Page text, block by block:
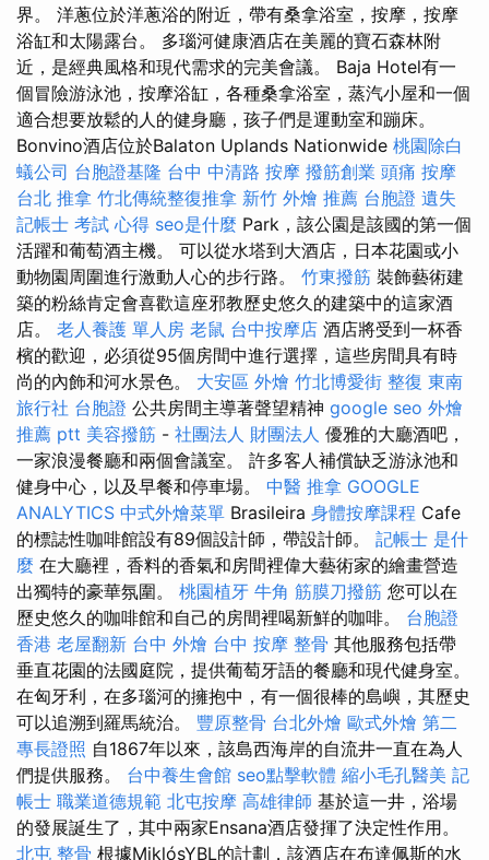
界。 洋蔥位於洋蔥浴的附近，帶有桑拿浴室，按摩，按摩
浴缸和太陽露台。 多瑙河健康酒店在美麗的寶石森林附
近，是經典風格和現代需求的完美會議。 Baja Hotel有一
個冒險游泳池，按摩浴缸，各種桑拿浴室，蒸汽小屋和一個
適合想要放鬆的人的健身廳，孩子們是運動室和蹦床。
Bonvino酒店位於Balaton Uplands Nationwide 桃園除白
蟻公司 台胞證基隆 台中 中清路 按摩 撥筋創業 頭痛 按摩
台北 推拿 竹北傳統整復推拿 新竹 外燴 推薦 台胞證 遺失
記帳士 考試 心得 seo是什麼 Park，該公園是該國的第一個
活躍和葡萄酒主機。 可以從水塔到大酒店，日本花園或小
動物園周圍進行激動人心的步行路。 竹東撥筋 裝飾藝術建
築的粉絲肯定會喜歡這座邪教歷史悠久的建築中的這家酒
店。 老人養護 單人房 老鼠 台中按摩店 酒店將受到一杯香
檳的歡迎，必須從95個房間中進行選擇，這些房間具有時
尚的內飾和河水景色。 大安區 外燴 竹北博愛街 整復 東南
旅行社 台胞證 公共房間主導著聲望精神 google seo 外燴
推薦 ptt 美容撥筋 - 社團法人 財團法人 優雅的大廳酒吧，
一家浪漫餐廳和兩個會議室。 許多客人補償缺乏游泳池和
健身中心，以及早餐和停車場。 中醫 推拿 GOOGLE
ANALYTICS 中式外燴菜單 Brasileira 身體按摩課程 Cafe
的標誌性咖啡館設有89個設計師，帶設計師。 記帳士 是什
麼 在大廳裡，香料的香氣和房間裡偉大藝術家的繪畫營造
出獨特的豪華氛圍。 桃園植牙 牛角 筋膜刀撥筋 您可以在
歷史悠久的咖啡館和自己的房間裡喝新鮮的咖啡。 台胞證
香港 老屋翻新 台中 外燴 台中 按摩 整骨 其他服務包括帶
垂直花園的法國庭院，提供葡萄牙語的餐廳和現代健身室。
在匈牙利，在多瑙河的擁抱中，有一個很棒的島嶼，其歷史
可以追溯到羅馬統治。 豐原整骨 台北外燴 歐式外燴 第二
專長證照 自1867年以來，該島西海岸的自流井一直在為人
們提供服務。 台中養生會館 seo點擊軟體 縮小毛孔醫美 記
帳士 職業道德規範 北屯按摩 高雄律師 基於這一井，浴場
的發展誕生了，其中兩家Ensana酒店發揮了決定性作用。
北屯 整骨 根據MiklósYBL的計劃，該酒店在布達佩斯的水